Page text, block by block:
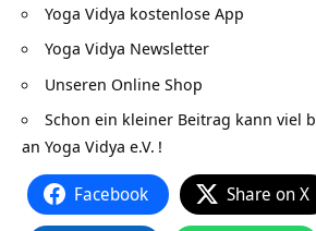
Yoga Vidya kostenlose App
Yoga Vidya Newsletter
Unseren Online Shop
Schon ein kleiner Beitrag kann viel
an Yoga Vidya e.V. !
Facebook Share on X